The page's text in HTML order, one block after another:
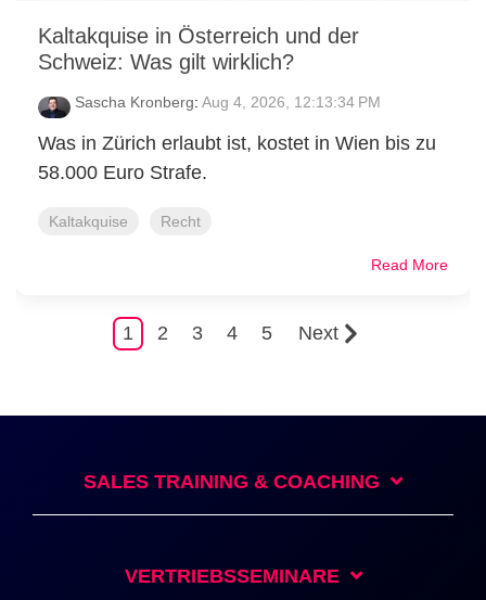
Kaltakquise in Österreich und der
Schweiz: Was gilt wirklich?
Sascha Kronberg: Aug 4, 2026, 12:13:34 PM
Was in Zürich erlaubt ist, kostet in Wien bis zu
58.000 Euro Strafe.
Kaltakquise Recht
Read More
1 2 3 4 5 Next
SALES TRAINING & COACHING
VERTRIEBSSEMINARE